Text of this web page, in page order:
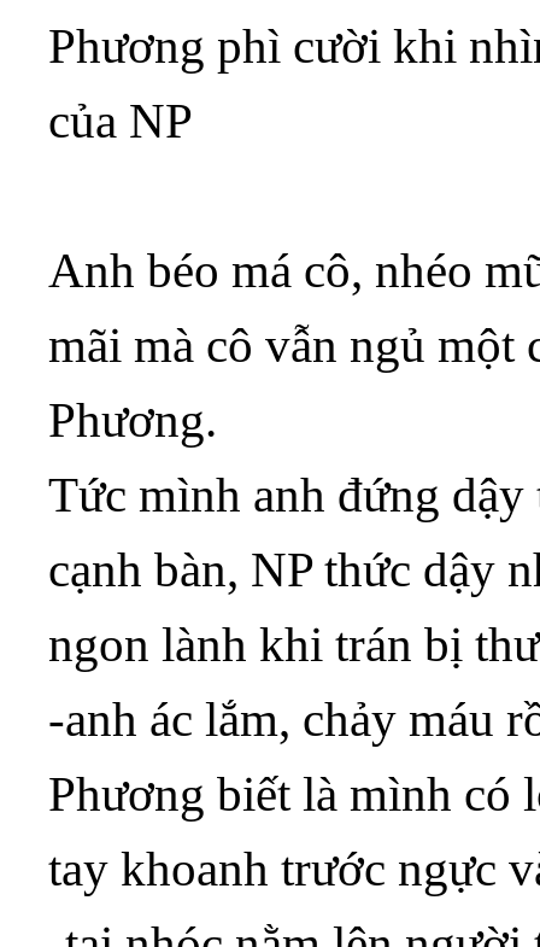
Phương phì cười khi
của NP
Anh béo má cô, nhéo
mãi mà cô vẫn ngủ một
Phương.
Tức mình anh đứng dậy
cạnh bàn, NP thức dậy
ngon lành khi trán bị
-anh ác lắm, chảy máu
Phương biết là mình có
tay khoanh trước ngực